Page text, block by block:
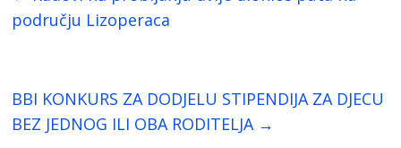
području Lizoperaca
BBI KONKURS ZA DODJELU STIPENDIJA ZA DJECU
BEZ JEDNOG ILI OBA RODITELJA →